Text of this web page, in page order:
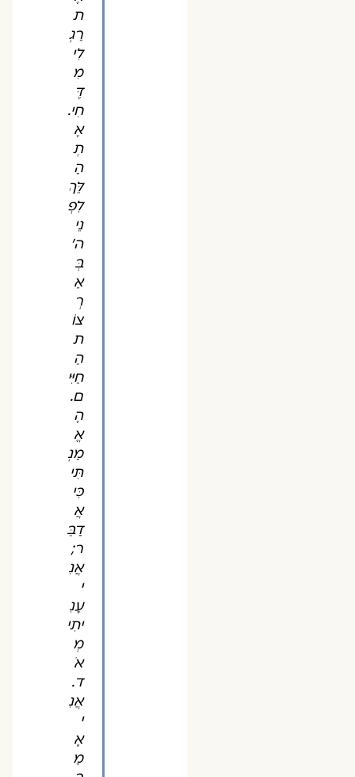
ת
רַגְ
לִי
מִ
דֶּ
חִי.
אֶ
תְ
הַ
לֵּךְ
לִפְ
נֵי
ה'
בְּ
אַ
רְ
צוֹ
ת
הַ
חַיִּי
ם.
הֶ
אֱ
מַנְ
תִּי
כִּי
אֲ
דַבֵּ
ר;
אֲנִ
עָנִ
יתִי
מְ
אֹ
ד.
אֲנִ
אָ
מַ